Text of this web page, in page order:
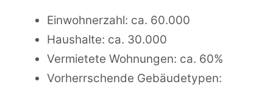
Einwohnerzahl: ca. 60.000
Haushalte: ca. 30.000
Vermietete Wohnungen: ca. 60%
Vorherrschende Gebäudetypen: